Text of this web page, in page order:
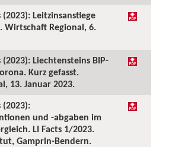
Leitzinsanstiege
Wirtschaft Regional, 6.
Liechtensteins BIP-
Kurz gefasst.
13. Januar 2023.
und -abgaben im
LI Facts 1/2023.
Gamprin-Bendern.